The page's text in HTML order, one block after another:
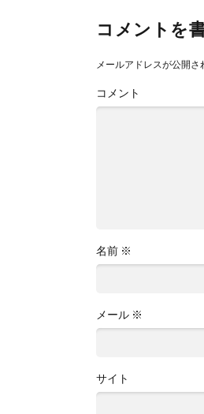
コメントを
メールアドレスが公開さ
コメント
名前 ※
メール ※
サイト